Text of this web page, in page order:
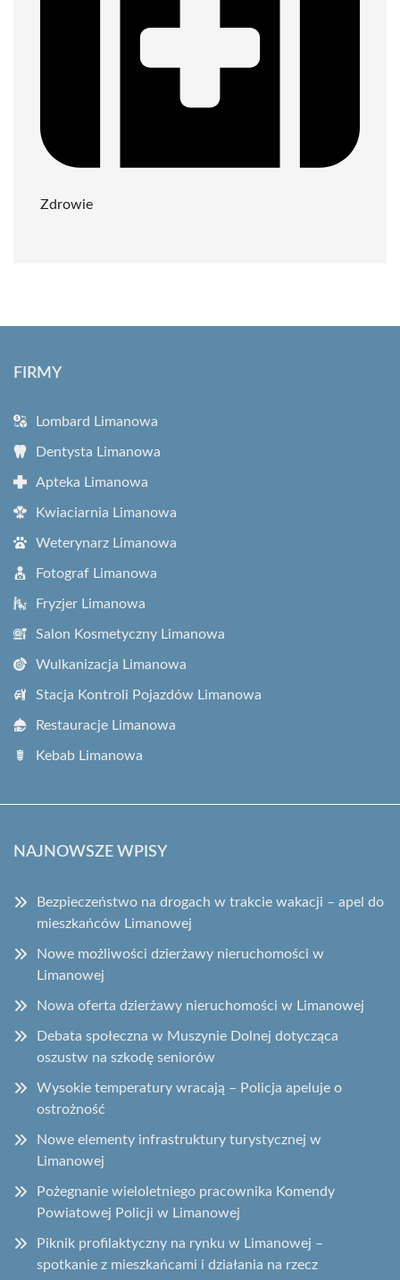
Zdrowie
FIRMY
Lombard Limanowa
Dentysta Limanowa
Apteka Limanowa
Kwiaciarnia Limanowa
Weterynarz Limanowa
Fotograf Limanowa
Fryzjer Limanowa
Salon Kosmetyczny Limanowa
Wulkanizacja Limanowa
Stacja Kontroli Pojazdów Limanowa
Restauracje Limanowa
Kebab Limanowa
NAJNOWSZE WPISY
Bezpieczeństwo na drogach w trakcie wakacji – apel do
mieszkańców Limanowej
Nowe możliwości dzierżawy nieruchomości w
Limanowej
Nowa oferta dzierżawy nieruchomości w Limanowej
Debata społeczna w Muszynie Dolnej dotycząca
oszustw na szkodę seniorów
Wysokie temperatury wracają – Policja apeluje o
ostrożność
Nowe elementy infrastruktury turystycznej w
Limanowej
Pożegnanie wieloletniego pracownika Komendy
Powiatowej Policji w Limanowej
Piknik profilaktyczny na rynku w Limanowej –
spotkanie z mieszkańcami i działania na rzecz